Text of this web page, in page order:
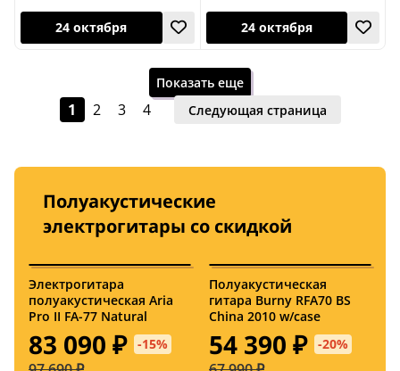
24 октября 24 октября
24 октября
Показать еще
1 2 3 4 Следующая страница
Полуакустические
электрогитары со скидкой
Электрогитара
полуакустическая Aria
Pro II FA-77 Natural
83 090 ₽ -15%
Полуакустическая
гитара Burny RFA70 BS
China 2010 w/case
54 390 ₽ -20%